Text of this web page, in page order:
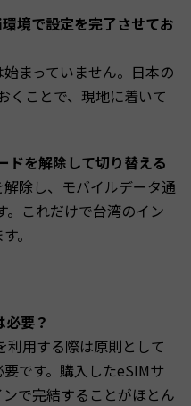
境で設定を完了させてお
まっていません。日本の
くことで、現地に着いて
ドを解除して切り替える
除し、モバイルデータ通
。これだけで台湾のイン
。
要？
利用する際は原則として
です。購入したeSIMサ
で完結することがほとん